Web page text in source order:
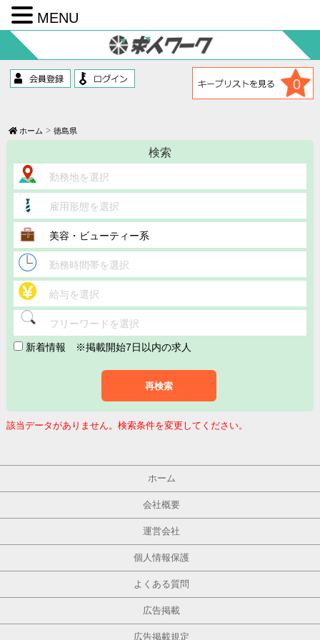
コ
テ
ン
ツ
ッ
プ
0
ホーム 徳島県
検索
勤務地を選択
雇用形態を選択
美容・ビューティー系
勤務時間帯を選択
給与を選択
フリーワードを選択
新着情報 ※掲載開始7日以内の求人
再検索
該当データがありません。検索条件を変更してください。
ホーム
会社概要
運営会社
個人情報保護
よくある質問
広告掲載
広告掲載規定
MENU